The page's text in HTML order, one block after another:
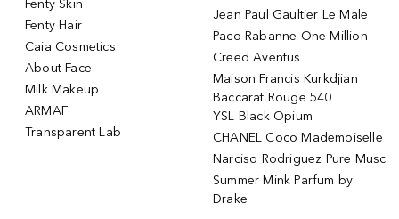
Fenty Skin
Fenty Hair
Caia Cosmetics
About Face
Milk Makeup
ARMAF
Transparent Lab
Jean Paul Gaultier Le Male
Paco Rabanne One Million
Creed Aventus
Maison Francis Kurkdjian
Baccarat Rouge 540
YSL Black Opium
CHANEL Coco Mademoiselle
Narciso Rodriguez Pure Musc
Summer Mink Parfum by
Drake